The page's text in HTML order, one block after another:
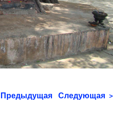
Предыдущая Следующая >